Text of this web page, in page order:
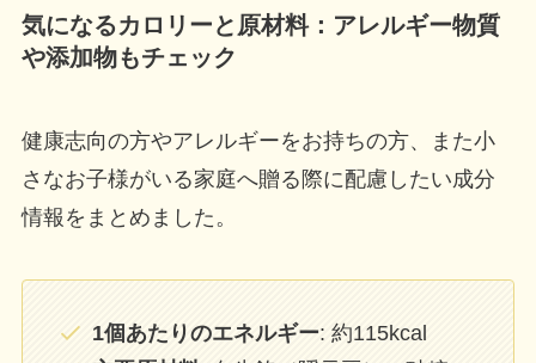
気になるカロリーと原材料：アレルギー物質
や添加物もチェック
健康志向の方やアレルギーをお持ちの方、また小
さなお子様がいる家庭へ贈る際に配慮したい成分
情報をまとめました。
1個あたりのエネルギー: 約115kcal